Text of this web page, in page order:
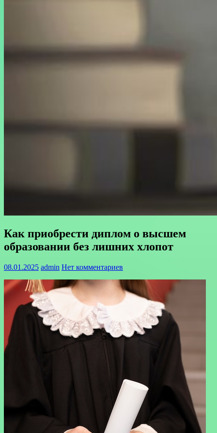
Как приобрести диплом о высшем
образовании без лишних хлопот
08.01.2025 admin Нет комментариев